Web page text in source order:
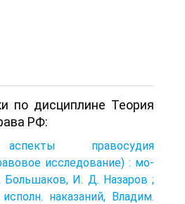
по дисциплине Теория
РФ:
правосудия
исследование) : мо­
Большаков, И. Д. Назаров ;
наказаний, Владим.